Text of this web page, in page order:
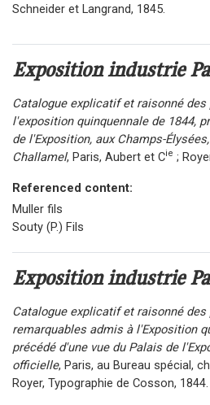
Schneider et Langrand, 1845.
Exposition industrie
Catalogue explicatif et raisonné
l'exposition quinquennale de 1844,
de l'Exposition, aux Champs-
Challamel, Paris, Aubert et Cie ;
Referenced content:
Muller fils
Souty (P.) Fils
Exposition industrie
Catalogue explicatif et raisonné
remarquables admis à l'Exposition
précédé d'une vue du Palais de
officielle, Paris, au Bureau spécial,
Royer, Typographie de Cosson, 1844.